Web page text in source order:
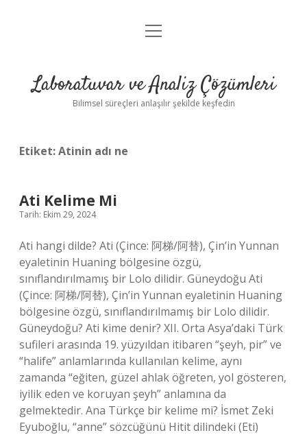
Anasayfa
Yasal Uyarı
menüyü
Laboratuvar ve Analiz Çözümleri
Bilimsel süreçleri anlaşılır şekilde keşfedin
Etiket:Atinin adı ne
Ati Kelime Mi
Tarih: Ekim 29, 2024
Ati hangi dilde? Ati (Çince: 阿梯/阿替), Çin’in Yunnan
eyaletinin Huaning bölgesine özgü,
sınıflandırılmamış bir Lolo dilidir. Güneydoğu Ati
(Çince: 阿梯/阿替), Çin’in Yunnan eyaletinin Huaning
bölgesine özgü, sınıflandırılmamış bir Lolo dilidir.
Güneydoğu? Ati kime denir? XII. Orta Asya’daki Türk
sufileri arasında 19. yüzyıldan itibaren “şeyh, pir” ve
“halife” anlamlarında kullanılan kelime, aynı
zamanda “eğiten, güzel ahlak öğreten, yol gösteren,
iyilik eden ve koruyan şeyh” anlamına da
gelmektedir. Ana Türkçe bir kelime mi? İsmet Zeki
Eyuboğlu, “anne” sözcüğünü Hitit dilindeki (Eti)